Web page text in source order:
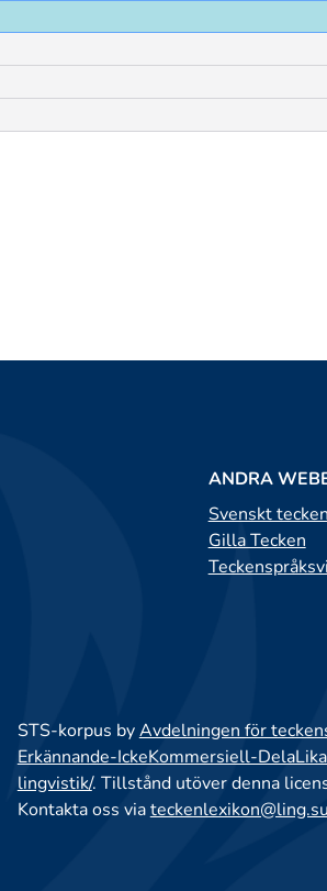
ANDRA
Svenskt
Gilla Tecken
STS-korpus byAvdelningen för
Erkännande-IckeKommersiell-
lingvistik/. Tillstånd utöver denna
Kontakta oss via